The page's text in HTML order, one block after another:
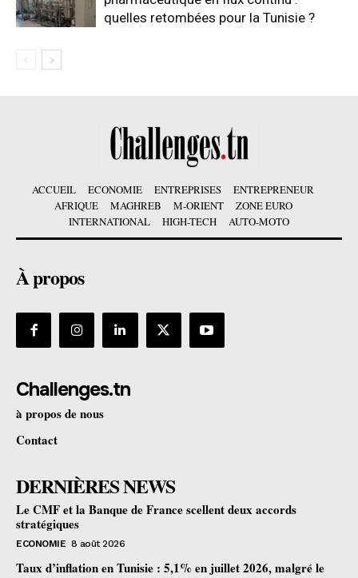
quelles retombées pour la Tunisie ?
ACCUEIL ECONOMIE ENTREPRISES
ENTREPRENEUR
AFRIQUE
MAGHREB M-ORIENT
ZONE EURO
INTERNATIONAL
HIGH-TECH AUTO-MOTO
À propos
Challenges.tn
à propos de nous
Contact
DERNIÈRES NEWS
Le CMF et la Banque de France scellent deux accords
stratégiques
ECONOMIE 8 août 2026
Taux d’inflation en Tunisie : 5,1% en juillet 2026, malgré le